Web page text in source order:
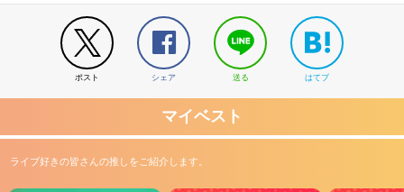
ポスト シェア 送る はてブ
マイベスト
ライブ好きの皆さんの推しをご紹介します。